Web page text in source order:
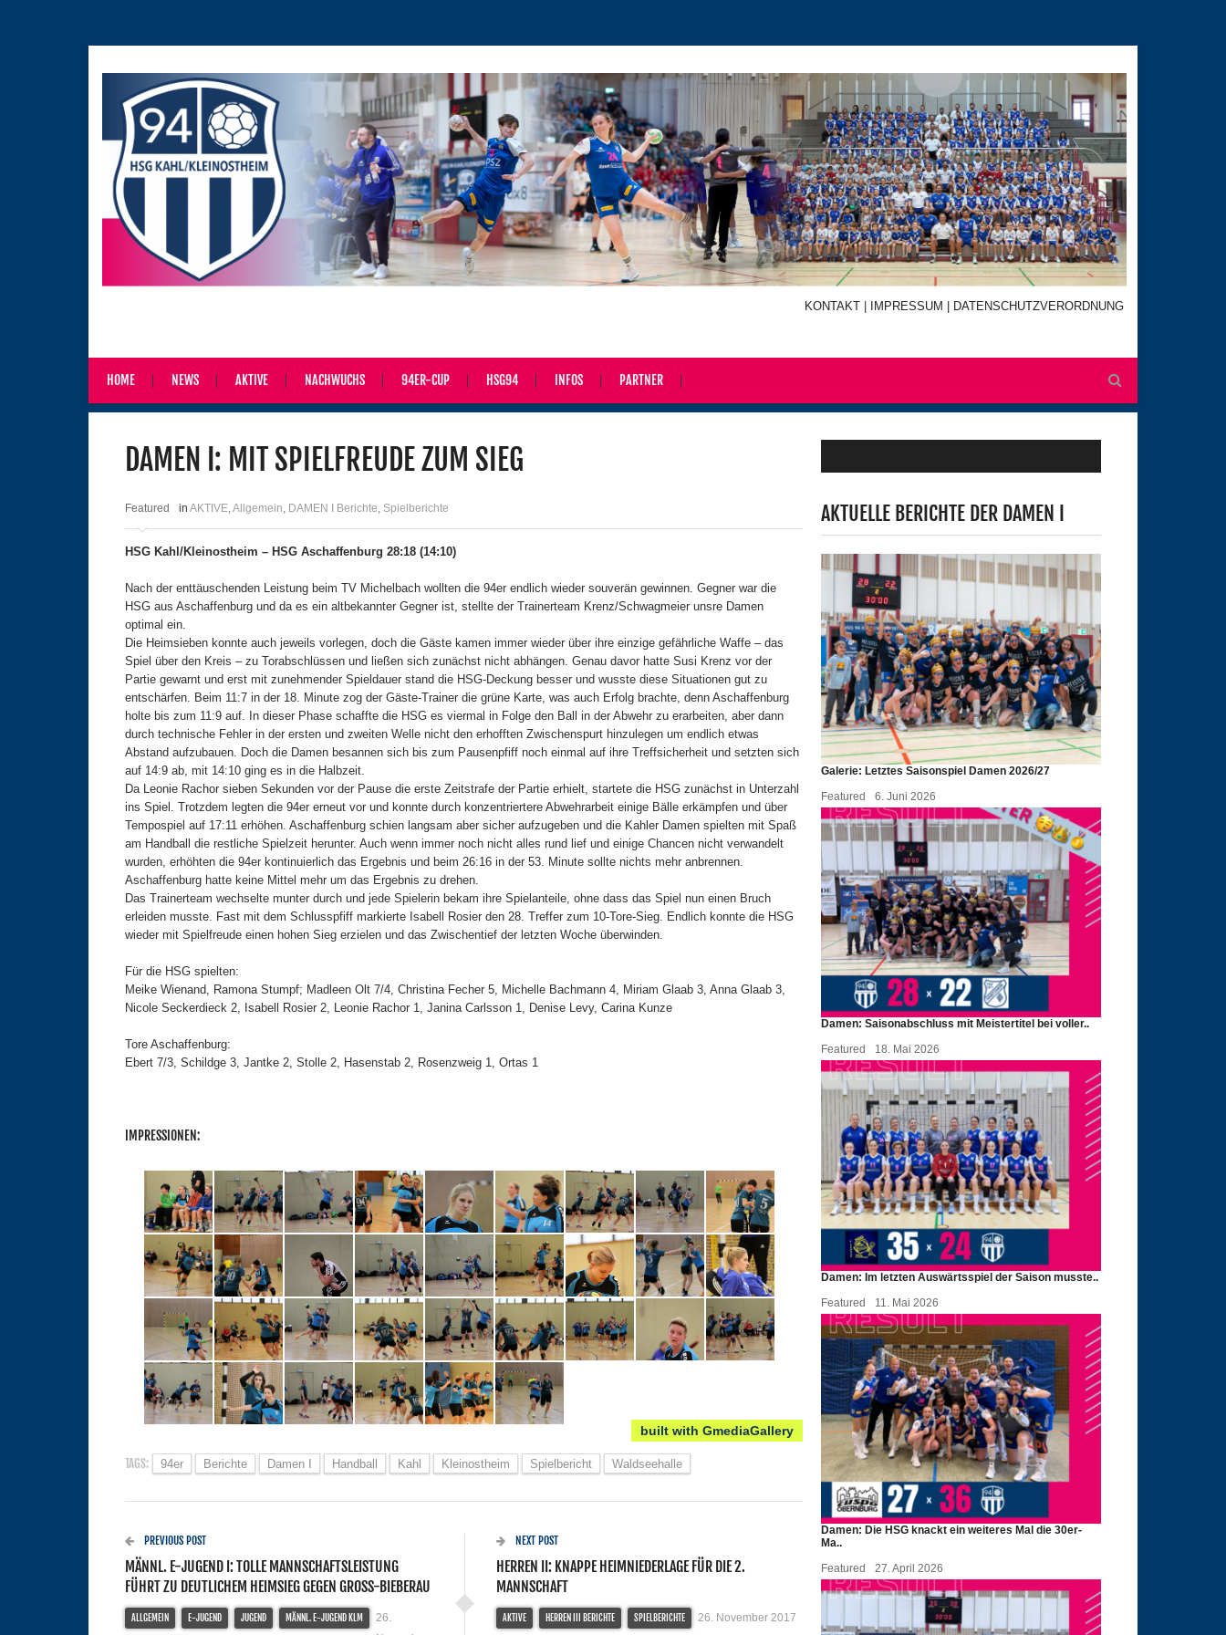
KONTAKT IMPRESSUM | DATENSCHUTZVERORDNUNG
HOME NEWS AKTIVE NACHWUCHS 94ER-CUP HSG94 INFOS PARTNER
DAMEN I: MIT SPIELFREUDE ZUM SIEG
Featured in AKTIVE,Allgemein, DAMEN I Berichte, Spielberichte
HSG Kahl/Kleinostheim – HSG Aschaffenburg 28:18 (14:10)
Nach der enttäuschenden Leistung beim TV Michelbach wollten die 94er endlich wieder souverän gewinnen. Gegner war die
HSG aus Aschaffenburg und da es ein altbekannter Gegner ist, stellte der Trainerteam Krenz/Schwagmeier unsre Damen
optimal ein.
Die Heimsieben konnte auch jeweils vorlegen, doch die Gäste kamen immer wieder über ihre einzige gefährliche Waffe – das
Spiel über den Kreis – zu Torabschlüssen und ließen sich zunächst nicht abhängen. Genau davor hatte Susi Krenz vor der
Partie gewarnt und erst mit zunehmender Spieldauer stand die HSG-Deckung besser und wusste diese Situationen gut zu
entschärfen. Beim 11:7 in der 18. Minute zog der Gäste-Trainer die grüne Karte, was auch Erfolg brachte, denn Aschaffenburg
holte bis zum 11:9 auf. In dieser Phase schaffte die HSG es viermal in Folge den Ball in der Abwehr zu erarbeiten, aber dann
durch technische Fehler in der ersten und zweiten Welle nicht den erhofften Zwischenspurt hinzulegen um endlich etwas
Abstand aufzubauen. Doch die Damen besannen sich bis zum Pausenpfiff noch einmal auf ihre Treffsicherheit und setzten sich
auf 14:9 ab, mit 14:10 ging es in die Halbzeit.
Da Leonie Rachor sieben Sekunden vor der Pause die erste Zeitstrafe der Partie erhielt, startete die HSG zunächst in Unterzahl
ins Spiel. Trotzdem legten die 94er erneut vor und konnte durch konzentriertere Abwehrarbeit einige Bälle erkämpfen und über
Tempospiel auf 17:11 erhöhen. Aschaffenburg schien langsam aber sicher aufzugeben und die Kahler Damen spielten mit Spaß
am Handball die restliche Spielzeit herunter. Auch wenn immer noch nicht alles rund lief und einige Chancen nicht verwandelt
wurden, erhöhten die 94er kontinuierlich das Ergebnis und beim 26:16 in der 53. Minute sollte nichts mehr anbrennen.
Aschaffenburg hatte keine Mittel mehr um das Ergebnis zu drehen.
Das Trainerteam wechselte munter durch und jede Spielerin bekam ihre Spielanteile, ohne dass das Spiel nun einen Bruch
erleiden musste. Fast mit dem Schlusspfiff markierte Isabell Rosier den 28. Treffer zum 10-Tore-Sieg. Endlich konnte die HSG
wieder mit Spielfreude einen hohen Sieg erzielen und das Zwischentief der letzten Woche überwinden.
Für die HSG spielten:
Meike Wienand, Ramona Stumpf; Madleen Olt 7/4, Christina Fecher 5, Michelle Bachmann 4, Miriam Glaab 3, Anna Glaab 3,
Nicole Seckerdieck 2, Isabell Rosier 2, Leonie Rachor 1, Janina Carlsson 1, Denise Levy, Carina Kunze
Tore Aschaffenburg:
Ebert 7/3, Schildge 3, Jantke 2, Stolle 2, Hasenstab 2, Rosenzweig 1, Ortas 1
IMPRESSIONEN:
built with GmediaGallery
TAGS: 94er Berichte Damen I Handball Kahl Kleinostheim Spielbericht Waldseehalle
PREVIOUS POST
MÄNNL. E-JUGEND I: TOLLE MANNSCHAFTSLEISTUNG
FÜHRT ZU DEUTLICHEM HEIMSIEG GEGEN GROSS-BIEBERAU
ALLGEMEIN E-JUGEND JUGEND MÄNNL. E-JUGEND KLM
26.
NEXT POST
HERREN II: KNAPPE HEIMNIEDERLAGE FÜR DIE 2.
MANNSCHAFT
AKTIVE HERREN III BERICHTE SPIELBERICHTE 26. November 2017
AKTUELLE BERICHTE DER DAMEN I
Galerie: Letztes Saisonspiel Damen 2026/27
Featured
6. Juni 2026
Damen: Saisonabschluss mit Meistertitel bei voller..
Featured
18. Mai 2026
Damen: Im letzten Auswärtsspiel der Saison musste..
Featured
11. Mai 2026
Damen: Die HSG knackt ein weiteres Mal die 30er-
Ma..
Featured
27. April 2026